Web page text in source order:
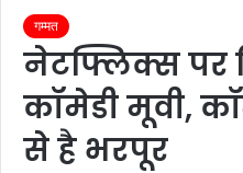
गम्मत
नेटफ्लिक्स पर
कॉमेडी मूवी,
से है भरपूर